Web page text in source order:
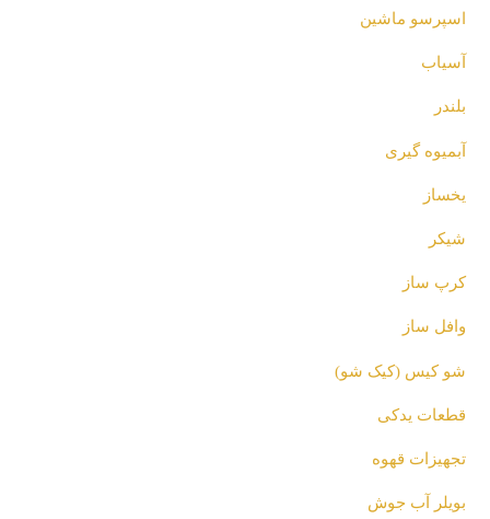
اسپرسو‌ ماشین
آسیاب
بلندر
آبمیوه گیری
یخساز
شیکر
کرپ ساز
وافل ساز
شو کیس (کیک شو)
قطعات یدکی
تجهیزات قهوه
بویلر آب جوش